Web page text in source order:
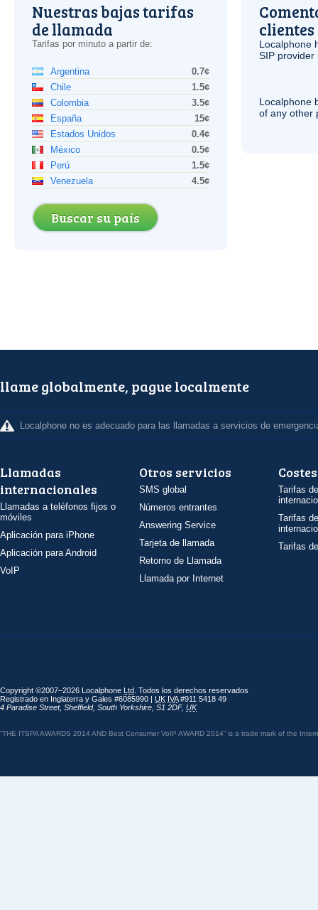
Nuestras bajas tarifas
de llamada
Tarifas por minuto a partir de:
Argentina
0.7¢
Chile
1.5¢
Colombia
3.5¢
España
15¢
Estados Unidos
0.4¢
México
0.5¢
Perú
1.5¢
Venezuela
4.5¢
Buscar su país
clientes
Localphone
SIP provider
Localphone
of any other
llame globalmente, pague localmente
Localphone no es adecuado para las llamadas a servicios de
Llamadas
internacionales
Llamadas a teléfonos fijos o
móviles
Aplicación para iPhone
Aplicación para Android
VoIP
Otros servicios
SMS global
Números entrantes
Answering Service
Tarjeta de llamada
Retorno de Llamada
Llamada por Internet
Costes
Tarifas
Tarifas
Tarifas
Copyright ©2007–2026 Localphone Ltd . Todos los derechos reservados
Registrado en Inglaterra y Gales #6085990 | UK IVA#911 5418 49
4 Paradise Street, Sheffield, South Yorkshire S1 2DF, UK
“THE ITSPA AWARDS 2014 AND Best Consumer VoIP AWARD 2014” is a trade mark of the